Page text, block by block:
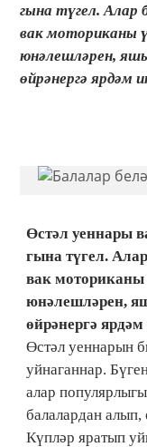
гына түгел.
вак моториканы
юнәлешләрен,
өйрәнергә ярдәм
Өстәл уеннары
гына түгел.
вак моториканы
юнәлешләрен,
өйрәнергә ярдәм
Өстәл уеннарын
уйнаганнар.
алар
балалардан алып,
Күпләр яратып